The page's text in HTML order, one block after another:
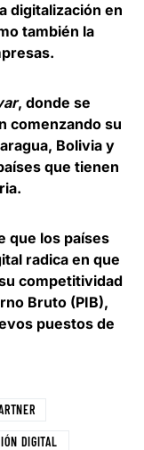
digitalización en
también la
, donde se
comenzando su
Bolivia y
que tienen
que los países
radica en que
competitividad
Bruto (PIB),
puestos de
DIGITAL